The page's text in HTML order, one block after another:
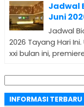
Jadwal
Juni
Jadwal
2026 Tayang Hari
xxi bulan ini,
Cari
untuk:
INFORMASI TERBARU